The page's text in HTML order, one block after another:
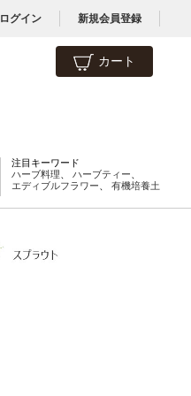
ログイン 新規会員登録
カート
注目キーワード
ハーブ料理
ハーブティー
エディブルフラワー
有機培養土